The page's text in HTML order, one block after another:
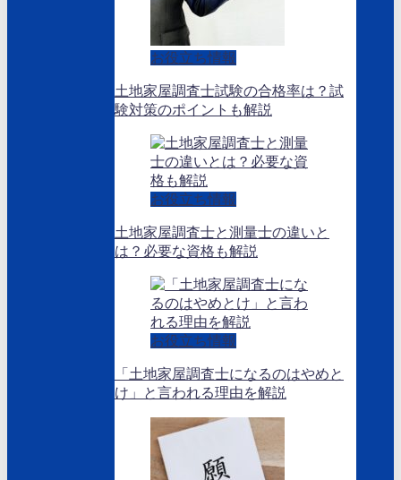
お役立ち情報
土地家屋調査士試験の合格率は？試
験対策のポイントも解説
お役立ち情報
土地家屋調査士と測量士の違いと
は？必要な資格も解説
お役立ち情報
「土地家屋調査士になるのはやめと
け」と言われる理由を解説